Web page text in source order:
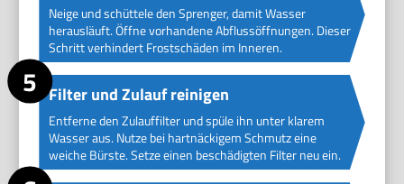
Neige und schüttele den Sprenger, damit Wasser
herausläuft. Öffne vorhandene Abflussöffnungen. Dieser
Schritt verhindert Frostschäden im Inneren.
Filter und Zulauf reinigen
Entferne den Zulauffilter und spüle ihn unter klarem
Wasser aus. Nutze bei hartnäckigem Schmutz eine
weiche Bürste. Setze einen beschädigten Filter neu ein.